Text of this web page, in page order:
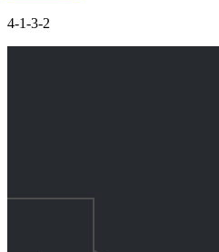
4-1-3-2